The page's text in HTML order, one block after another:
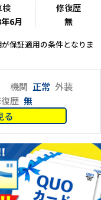
保証適用の条件となりま
検
6月
修復歴
無
機関 正常 外装
歴 無
る